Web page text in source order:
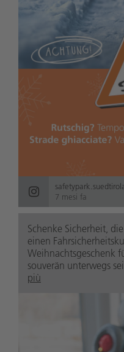
7 mesi fa
Schenke Sicherheit,
einen
Weihnachtsgeschenk
souverän unterwegs
più